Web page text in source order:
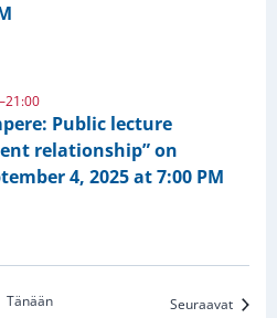
Public lecture
relationship” on
4, 2025 at 7:00 PM
21:00
Tänään Seuraavat